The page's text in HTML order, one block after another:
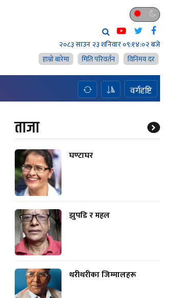
२०८३ साउन २३ शनिवार०९:१४:०३ बजे
हाम्राे बारेमा
मिति परिवर्तन विनिमय दर
वर्गदृष्टि
ताजा
घण्टाघर
झुपडि र महल
थरीथरीका जिम्मालहरू